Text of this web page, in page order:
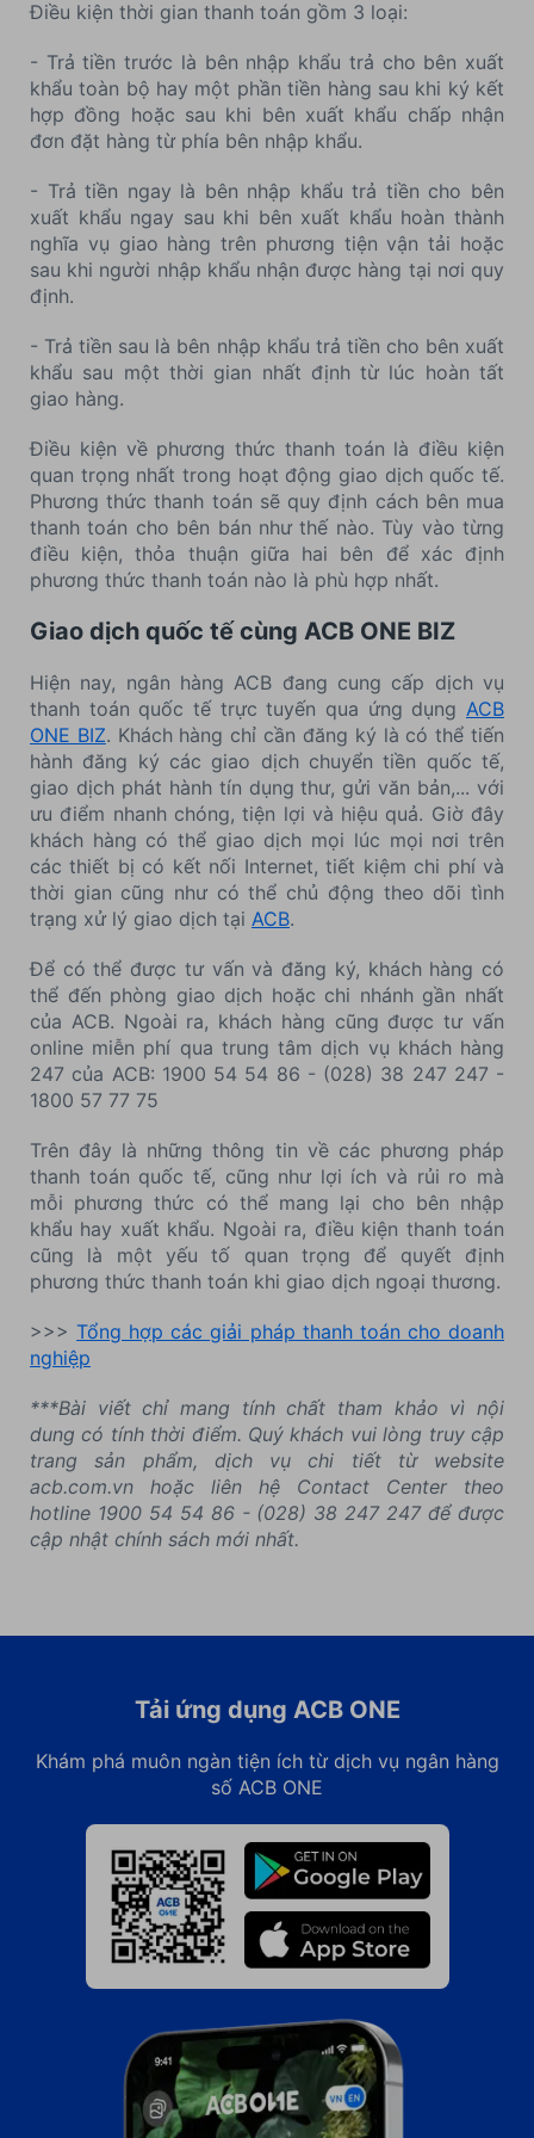
Điều kiện thời gian thanh toán gồm 3 loại:
- Trả tiền trước là bên nhập khẩu trả cho bên xuất
khẩu toàn bộ hay một phần tiền hàng sau khi ký kết
hợp đồng hoặc sau khi bên xuất khẩu chấp nhận
đơn đặt hàng từ phía bên nhập khẩu.
- Trả tiền ngay là bên nhập khẩu trả tiền cho bên
xuất khẩu ngay sau khi bên xuất khẩu hoàn thành
nghĩa vụ giao hàng trên phương tiện vận tải hoặc
sau khi người nhập khẩu nhận được hàng tại nơi quy
định.
- Trả tiền sau là bên nhập khẩu trả tiền cho bên xuất
khẩu sau một thời gian nhất định từ lúc hoàn tất
giao hàng.
Điều kiện về phương thức thanh toán là điều kiện
quan trọng nhất trong hoạt động giao dịch quốc tế.
Phương thức thanh toán sẽ quy định cách bên mua
thanh toán cho bên bán như thế nào. Tùy vào từng
điều kiện, thỏa thuận giữa hai bên để xác định
phương thức thanh toán nào là phù hợp nhất.
Giao dịch quốc tế cùng ACB ONE BIZ
Hiện nay, ngân hàng ACB đang cung cấp dịch vụ
thanh toán quốc tế trực tuyến qua ứng dụng ACB
ONE BIZ. Khách hàng chỉ cần đăng ký là có thể tiến
hành đăng ký các giao dịch chuyển tiền quốc tế,
giao dịch phát hành tín dụng thư, gửi văn bản,... với
ưu điểm nhanh chóng, tiện lợi và hiệu quả. Giờ đây
khách hàng có thể giao dịch mọi lúc mọi nơi trên
các thiết bị có kết nối Internet, tiết kiệm chi phí và
thời gian cũng như có thể chủ động theo dõi tình
trạng xử lý giao dịch tại ACB.
Để có thể được tư vấn và đăng ký, khách hàng có
thể đến phòng giao dịch hoặc chi nhánh gần nhất
của ACB. Ngoài ra, khách hàng cũng được tư vấn
online miễn phí qua trung tâm dịch vụ khách hàng
247 của ACB: 1900 54 54 86 - (028) 38 247 247 -
1800 57 77 75
Trên đây là những thông tin về các phương pháp
thanh toán quốc tế, cũng như lợi ích và rủi ro mà
mỗi phương thức có thể mang lại cho bên nhập
khẩu hay xuất khẩu. Ngoài ra, điều kiện thanh toán
cũng là một yếu tố quan trọng để quyết định
phương thức thanh toán khi giao dịch ngoại thương.
>>>Tổng hợp các giải pháp thanh toán cho doanh
nghiệp
***Bài viết chỉ mang tính chất tham khảo vì nội
dung có tính thời điểm. Quý khách vui lòng truy cập
trang sản phẩm, dịch vụ chi tiết từ website
acb.com.vn hoặc liên hệ Contact Center theo
hotline 1900 54 54 86 - (028) 38 247 247 để được
cập nhật chính sách mới nhất.
Tải ứng dụng ACB ONE
Khám phá muôn ngàn tiện ích từ dịch vụ ngân hàng
số ACB ONE